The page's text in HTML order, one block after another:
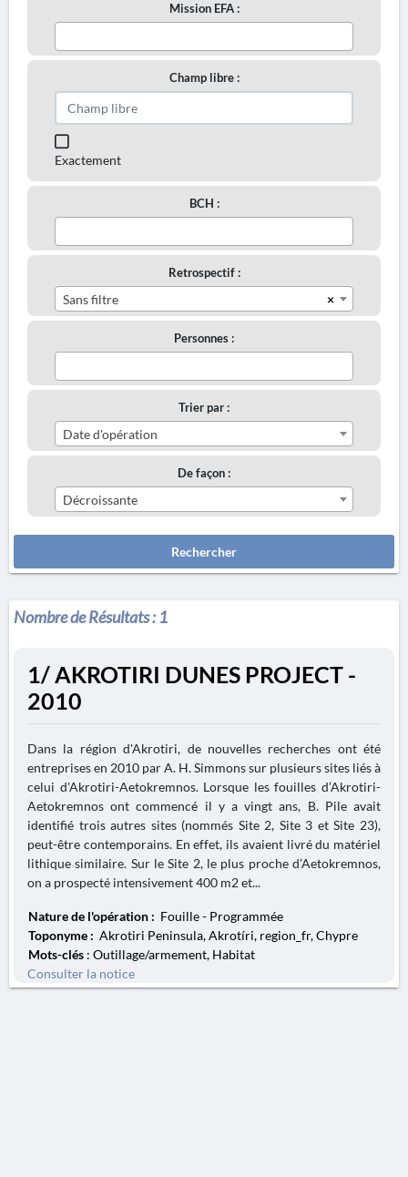
Mission EFA :
Champ libre :
Exactement
BCH :
Retrospectif :
×
Sans filtre
Personnes :
Trier par :
Date d'opération
De façon :
Décroissante
Rechercher
Nombre de Résultats :1
1/ AKROTIRI DUNES PROJECT -
2010
Dans la région d'Akrotiri, de nouvelles recherches ont été
entreprises en 2010 par A. H. Simmons sur plusieurs sites liés à
celui d'Akrotiri-Aetokremnos. Lorsque les fouilles d’Akrotiri-
Aetokremnos ont commencé il y a vingt ans, B. Pile avait
identifié trois autres sites (nommés Site 2, Site 3 et Site 23),
peut-être contemporains. En effet, ils avaient livré du matériel
lithique similaire. Sur le Site 2, le plus proche d’Aetokremnos,
on a prospecté intensivement 400 m2 et...
Nature de l'opération : Fouille - Programmée
Toponyme : Akrotiri Peninsula, Akrotíri, region_fr, Chypre
Mots-clés : Outillage/armement, Habitat
Consulter la notice